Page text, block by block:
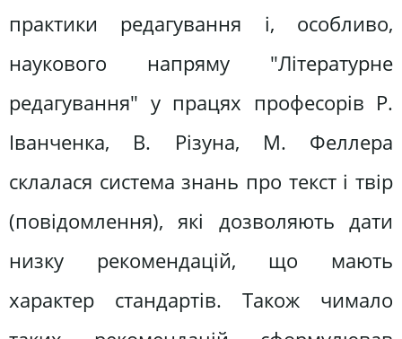
практики редагування і, особливо,
наукового напряму "Літературне
редагування" у працях професорів Р.
Іванченка, В. Різуна, М. Феллера
склалася система знань про текст і твір
(повідомлення), які дозволяють дати
низку рекомендацій, що мають
характер стандартів. Також чимало